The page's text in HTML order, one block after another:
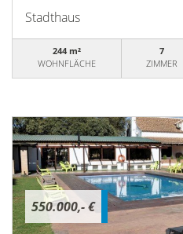
Stadthaus
244 m²
WOHNFLÄCHE
7
ZIMMER
550.000,- €